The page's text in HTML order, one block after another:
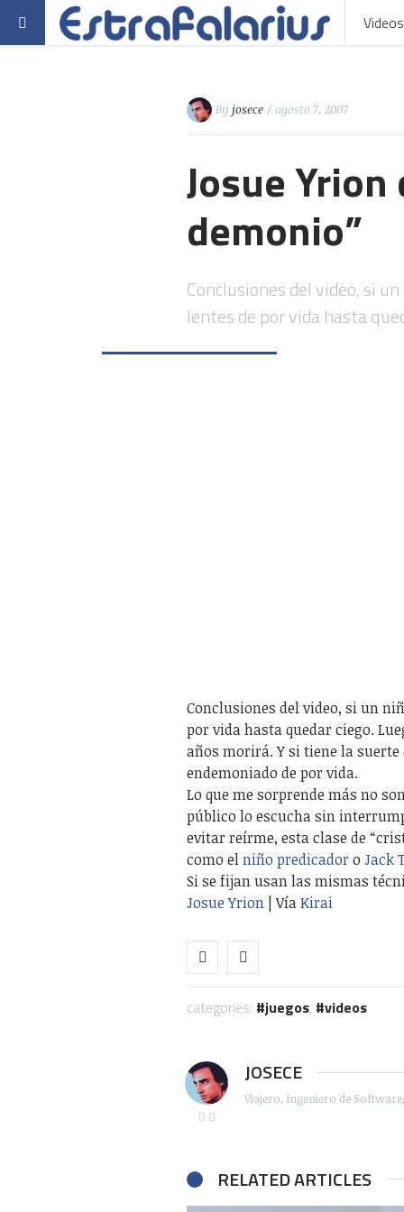
Videos
By josece / agosto 7, 2007
Josue
demonio”
Conclusiones del video, si
lentes de por vida hasta
Conclusiones del video, si un
por vida hasta quedar ciego.
años morirá. Y si tiene la
endemoniado de por vida.
Lo que me sorprende más no
público lo escucha sin
evitar reírme, esta clase de
como elniño predicador o Jack
Si se fijan usan las mismas
Josue Yrion | VíaKirai
categories: juegos, videos
JOSECE
Viajero, Ingeniero de
RELATED ARTICLES